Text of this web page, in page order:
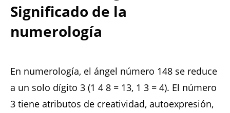
Significado de la
numerología
En numerología, el ángel número 148 se reduce
a un solo dígito 3 (1 4 8 = 13, 1 3 = 4). El número
3 tiene atributos de creatividad, autoexpresión,